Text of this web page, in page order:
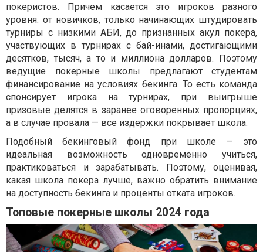
покеристов. Причем касается это игроков разного
уровня: от новичков, только начинающих штудировать
турниры с низкими АБИ, до признанных акул покера,
участвующих в турнирах с бай-инами, достигающими
десятков, тысяч, а то и миллиона долларов. Поэтому
ведущие покерные школы предлагают студентам
финансирование на условиях бекинга. То есть команда
спонсирует игрока на турнирах, при выигрыше
призовые делятся в заранее оговоренных пропорциях,
а в случае провала — все издержки покрывает школа.
Подобный бекинговый фонд при школе — это
идеальная возможность одновременно учиться,
практиковаться и зарабатывать. Поэтому, оценивая,
какая школа покера лучше, важно обратить внимание
на доступность бекинга и проценты отката игроков.
Топовые покерные школы 2024 года